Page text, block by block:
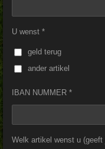
U wenst *
geld terug
ander artikel
IBAN NUMMER *
Welk artikel wenst u